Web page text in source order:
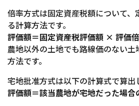
倍率方式は固定資産税額について、
る計算方法です。
評価額＝固定資産税評価額 × 評価
農地以外の土地でも路線価のない
方法です。
宅地批准方式は以下の計算式で算出
評価額＝該当農地が宅地だった場合